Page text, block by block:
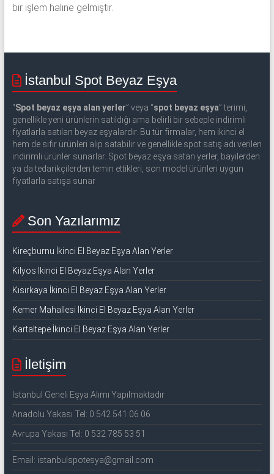
bir işlem haline gelmiştir.
İstanbul Spot Beyaz Eşya
“Spot beyaz eşya alan yerler” veya “spot beyaz eşya” terimi,
genellikle yeni ürünlerin satıldığı ama belirli bir sebeple indirimli
fiyatlarla satılan beyaz eşyalardır. Bu tür firmalar, hem ikinci el
hem de sıfır ürünleri alıp satabilir ve genellikle spot satış adı verilen
indirimli ürünler sunarlar. Spot beyaz eşya satan yerler, bayilerden
ya da tedarikçilerden temin ettikleri, son model ürünleri uygun
fiyatlarla satışa sunar
Son Yazılarımız
Kireçburnu İkinci El Beyaz Eşya Alan Yerler
Kilyos İkinci El Beyaz Eşya Alan Yerler
Kısırkaya İkinci El Beyaz Eşya Alan Yerler
Kemer Mahallesi İkinci El Beyaz Eşya Alan Yerler
Kartaltepe İkinci El Beyaz Eşya Alan Yerler
İletişim
İstanbul Geneli Eşya Alımı Yapılmaktadır
Anadolu Yakası Tel: 0 542 541 06 06
Avrupa Yakası Tel: 0 532 785 53 51
Email: istanbulspotesya@gmail.com